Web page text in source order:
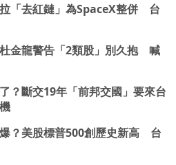
「去紅鏈」為SpaceX整併 台
金龍警告「2類股」別久抱 喊
？斷交19年「前邦交國」要來台
？美股標普500創歷史新高 台